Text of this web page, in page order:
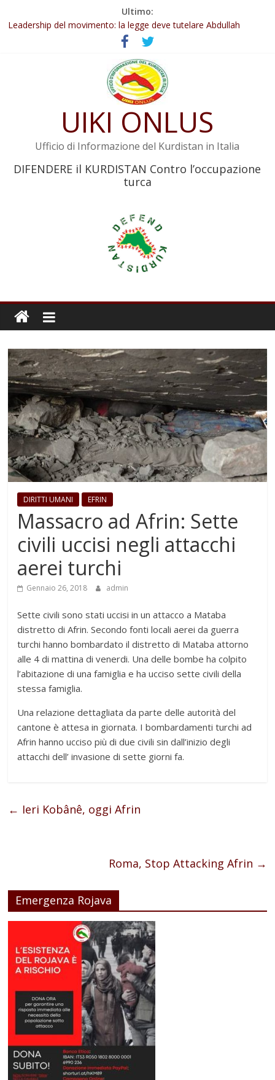
Ultimo:
Abdullah Öcalan: Le legge negativa deve essere trasformata in
legge positiva
Leadership del movimento: la legge deve tutelare Abdullah
Commissione donne del KNK: Şengal è di nuovo sotto minaccia
Non tenere conto della situazione di Rêber Apo ostacolerebbe
Il KNK chiede un’azione internazionale contro i crimini di guerra
UIKI ONLUS
Ufficio di Informazione del Kurdistan in Italia
DIFENDERE il KURDISTAN Contro l’occupazione
turca
DIRITTI UMANI EFRIN
Massacro ad Afrin: Sette
civili uccisi negli attacchi
aerei turchi
Gennaio 26, 2018 admin
Sette civili sono stati uccisi in un attacco a Mataba
distretto di Afrin. Secondo fonti locali aerei da guerra
turchi hanno bombardato il distretto di Mataba attorno
alle 4 di mattina di venerdi. Una delle bombe ha colpito
l’abitazione di una famiglia e ha ucciso sette civili della
stessa famiglia.
Una relazione dettagliata da parte delle autorità del
cantone è attesa in giornata. I bombardamenti turchi ad
Afrin hanno ucciso più di due civili sin dall’inizio degli
attacchi dell’ invasione di sette giorni fa.
← Ieri Kobânê, oggi Afrin
Roma, Stop Attacking Afrin →
Emergenza Rojava